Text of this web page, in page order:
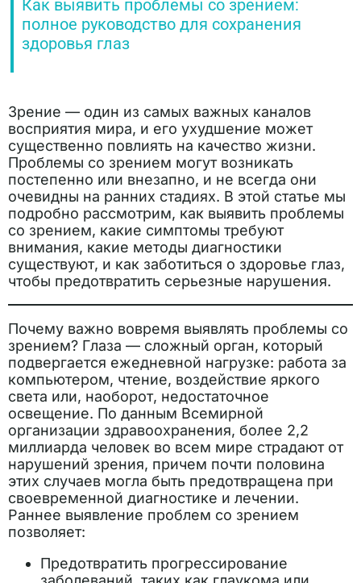
Как выявить проблемы со зрением:
полное руководство для сохранения
здоровья глаз
Зрение — один из самых важных каналов
восприятия мира, и его ухудшение может
существенно повлиять на качество жизни.
Проблемы со зрением могут возникать
постепенно или внезапно, и не всегда они
очевидны на ранних стадиях. В этой статье мы
подробно рассмотрим, как выявить проблемы
со зрением, какие симптомы требуют
внимания, какие методы диагностики
существуют, и как заботиться о здоровье глаз,
чтобы предотвратить серьезные нарушения.
Почему важно вовремя выявлять проблемы со
зрением? Глаза — сложный орган, который
подвергается ежедневной нагрузке: работа за
компьютером, чтение, воздействие яркого
света или, наоборот, недостаточное
освещение. По данным Всемирной
организации здравоохранения, более 2,2
миллиарда человек во всем мире страдают от
нарушений зрения, причем почти половина
этих случаев могла быть предотвращена при
своевременной диагностике и лечении.
Раннее выявление проблем со зрением
позволяет:
Предотвратить прогрессирование